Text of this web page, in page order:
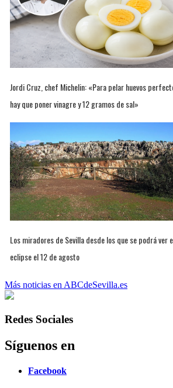
Jordi Cruz, chef Michelin: «Para pelar huevos
hay que poner vinagre y 12 gramos de sal»
Los miradores de Sevilla desde los que se podrá ver
eclipse el 12 de agosto
Más noticias en ABCdeSevilla.es
Redes Sociales
Síguenos en
Facebook